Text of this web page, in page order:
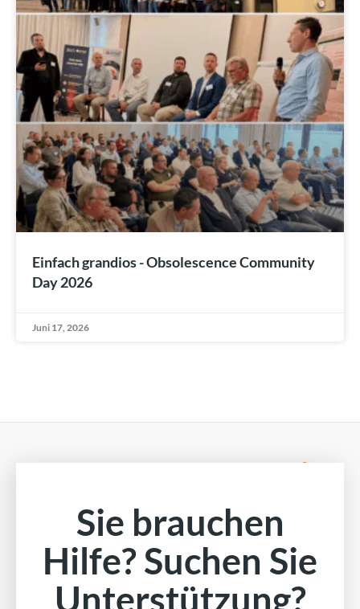
Einfach grandios - Obsolescence Community
Day 2026
Juni 17, 2026
Sie brauchen
Hilfe? Suchen Sie
Unterstützung?